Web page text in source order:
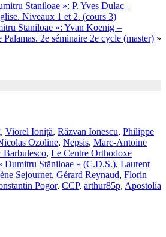
Staniloae »: P. Yves Dulac –
Niveaux 1 et 2. (cours 3)
Staniloae »: Yvan Koenig –
2e séminaire 2e cycle (master) »
, Viorel Ioniță, Răzvan Ionescu, Philippe
Ozoline, Nepsis, Marc-Antoine
Barbulesco, Le Centre Orthodoxe
Dumitru Stăniloae » (C.D.S.), Laurent
Sejournet, Gérard Reynaud, Florin
Pogor, CCP, arthur85p, Apostolia